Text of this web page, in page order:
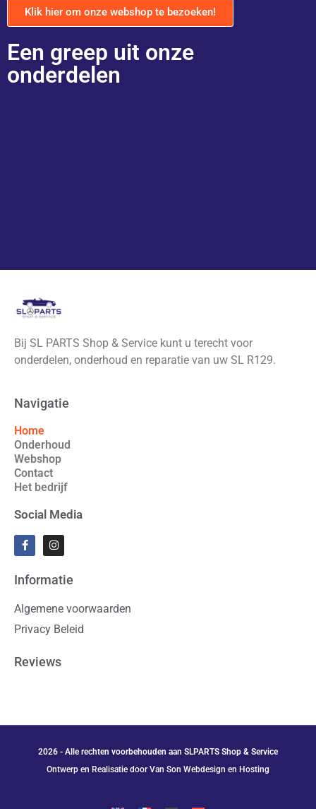
Klik hier om onze webshop te bezoeken!
Een greep uit onze
onderdelen
Bij SL PARTS Shop & Service kunt u terecht voor
onderdelen, onderhoud en reparatie van uw SL R129.
Navigatie
Home
Onderhoud
Webshop
Contact
Het bedrijf
Social Media
Informatie
Algemene voorwaarden
Privacy Beleid
Reviews
2026 - Alle rechten voorbehouden aan SLPARTS Shop & Service
Ontwerp en Realisatie door Van Son Webdesign en Hosting